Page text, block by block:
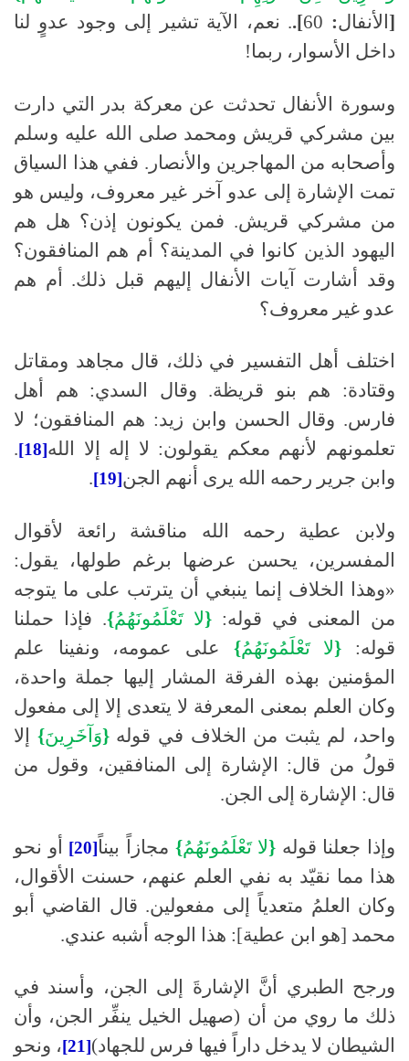
[ الأنفال:
60
].. نعم، الآية تشير إلى وجود عدوٍ لنا
داخل الأسوار، ربما!
وسورة الأنفال تحدثت عن معركة بدر التي دارت
بين مشركي قريش ومحمد صلى الله عليه وسلم
وأصحابه من المهاجرين والأنصار . ففي هذا السياق
تمت الإشارة إلى عدو آخر غير معروف، وليس هو
من مشركي قريش. فمن يكونون إذن؟ هل هم
اليهود الذين كانوا في المدينة؟ أم هم المنافقون؟
وقد أشارت آيات الأنفال إليهم قبل ذلك.
أم هم
عدو غير معروف؟
اختلف أهل التفسير في ذلك، قال مجاهد ومقاتل
وقتادة: هم بنو قريظة. وقال السدي: هم أهل
فارس. وقال الحسن وابن زيد: هم المنافقون؛ لا
تعلمونهم لأنهم معكم يقولون: لا إله إلا الله[18]
.
وابن جرير رحمه الله يرى أنهم الجن[19]
.
ولابن عطية رحمه الله مناقشة رائعة لأقوال
المفسرين، يحسن عرضها برغم طولها، يقول:
«وهذا الخلاف إنما ينبغي أن يترتب على ما يتوجه
من المعنى في قوله:
{لا تَعْلَمُونَهُمُ}
. فإذا حملنا
قوله:
{لا تَعْلَمُونَهُمُ}
على عمومه، ونفينا علم
المؤمنين بهذه الفرقة المشار إليها جملة واحدة،
وكان العلم بمعنى المعرفة لا يتعدى إلا إلى مفعول
واحد، لم يثبت من الخلاف في قوله{وَآخَرِينَ}
إلا
قولُ من قال:
الإشارة إلى المنافقين، وقول من
قال: الإشارة إلى الجن.
وإذا جعلنا قوله {لا تَعْلَمُونَهُمُ} مجازاً بيناً[20]
أو نحو
هذا مما نقيّد به نفي العلم عنهم، حسنت الأقوال،
وكان العلمُ متعدياً إلى مفعولين. قال القاضي أبو
محمد [هو ابن عطية]: هذا الوجه أشبه عندي.
ورجح الطبري أنَّ الإشارةَ إلى الجن، وأسند في
ذلك ما روي من أن (صهيل الخيل ينفِّر الجن، وأن
الشيطان لا يدخل داراً فيها فرس للجهاد)[21]
، ونحو